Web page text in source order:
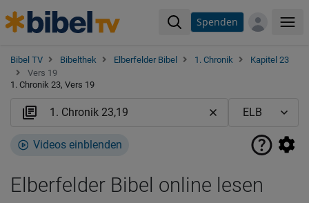
Spenden
Bibel TV Bibelthek Elberfelder Bibel 1. Chronik
Kapitel 23
Vers 19
1. Chronik 23, Vers 19
Videos einblenden
Elberfelder Bibel online lesen